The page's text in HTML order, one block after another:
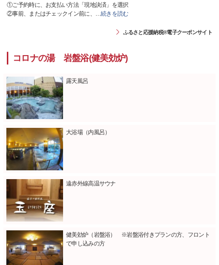
①ご予約時に、お支払い方法「現地決済」を選択
②事前、またはチェックイン前に、 …続きを読む
ふるさと応援納税®電子クーポンサイト
コロナの湯 岩盤浴(健美効炉)
露天風呂
大浴場（内風呂）
遠赤外線高温サウナ
健美効炉（岩盤浴） ※岩盤浴付きプランの方、フロント
で申し込みの方